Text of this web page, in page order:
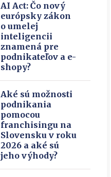
AI Act: Čo nový
európsky zákon
o umelej
inteligencii
znamená pre
podnikateľov a e-
shopy?
Aké sú možnosti
podnikania
pomocou
franchisingu na
Slovensku v roku
2026 a aké sú
jeho výhody?